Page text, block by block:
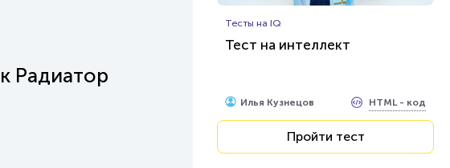
Радиатор
Тесты на IQ
Тест на интеллект
Илья Кузнецов HTML - код
Пройти тест